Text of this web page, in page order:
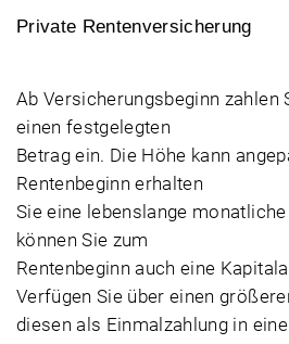
Private Rentenversicherung
Ab Versicherungsbeginn zahlen
einen festgelegten
Betrag ein. Die Höhe kann
Rentenbeginn erhalten
Sie eine lebenslange
können Sie zum
Rentenbeginn auch eine
Verfügen Sie über einen
diesen als Einmalzahlung in